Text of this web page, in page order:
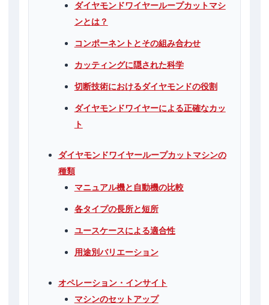
ダイヤモンドワイヤーループカットマシ
ンとは？
コンポーネントとその組み合わせ
カッティングに隠された科学
切断技術におけるダイヤモンドの役割
ダイヤモンドワイヤーによる正確なカッ
ト
ダイヤモンドワイヤーループカットマシンの
種類
マニュアル機と自動機の比較
各タイプの長所と短所
ユースケースによる適合性
用途別バリエーション
オペレーション・インサイト
マシンのセットアップ